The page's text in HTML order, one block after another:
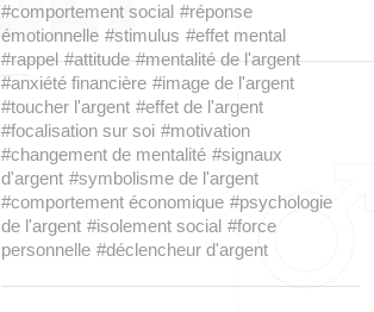
#comportement social #réponse
émotionnelle #stimulus #effet mental
#rappel #attitude #mentalité de l'argent
#anxiété financière #image de l'argent
#toucher l'argent #effet de l'argent
#focalisation sur soi #motivation
#changement de mentalité #signaux
d'argent #symbolisme de l'argent
#comportement économique #psychologie
de l'argent #isolement social #force
personnelle #déclencheur d'argent